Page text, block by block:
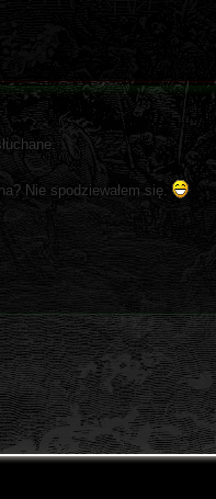
Nie spodziewałem się.